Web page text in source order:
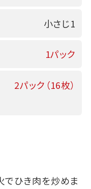
小さじ1
1パック
2パック（16枚）
でひき肉を炒めま